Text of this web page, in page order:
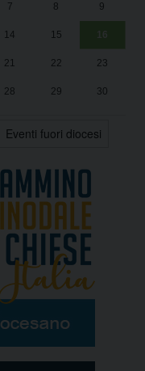
7 8 9
14 15 16
21 22 23
28 29 30
Eventi fuori diocesi